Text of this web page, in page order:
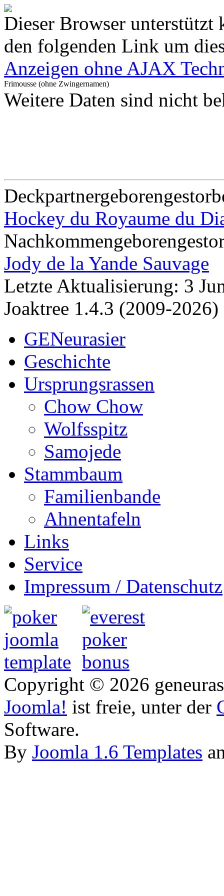
Dieser Browser
den folgenden Link um
Anzeigen ohne AJAX
Frimousse (ohne Zwingernamen)
Weitere Daten sind nicht
Deckpartnergeboren
Hockey du Royaume du
Nachkommengeboren
Jody de la Yande Sauvage
Letzte Aktualisierung: 3
Joaktree 1.4.3 (2009-2026)
GENeurasier
Geschichte
Ursprungsrassen
Chow Chow
Wolfsspitz
Samojede
Stammbaum
Familienbande
Ahnentafeln
Links
Service
Impressum / Datenschutz
Copyright © 2026
Joomla! ist freie, unter der
Software.
By Joomla 1.6 Templates